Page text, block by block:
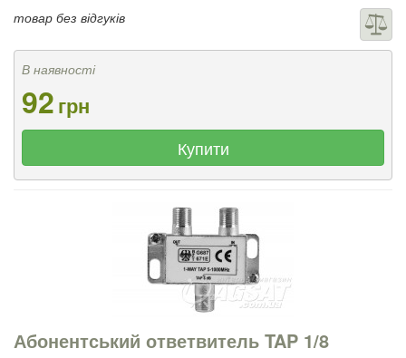
товар без відгуків
В наявності
92грн
Купити
Абонентський ответвитель TAP 1/8